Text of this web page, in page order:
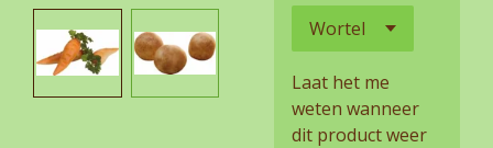
Laat het me
weten wanneer
dit product weer